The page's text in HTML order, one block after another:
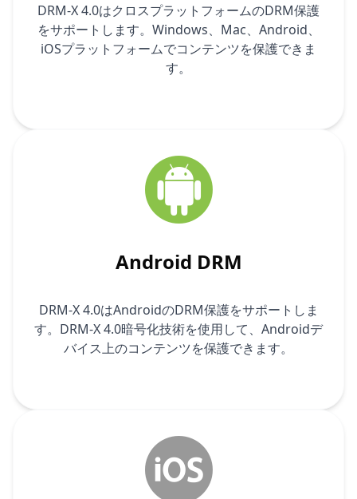
DRM-X 4.0はクロスプラットフォームのDRM保護
をサポートします。Windows、Mac、Android、
iOSプラットフォームでコンテンツを保護できま
す。
Android DRM
DRM-X 4.0はAndroidのDRM保護をサポートしま
す。DRM-X 4.0暗号化技術を使用して、Androidデ
バイス上のコンテンツを保護できます。